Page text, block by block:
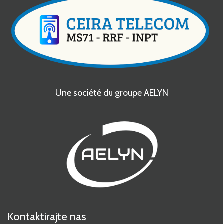
Une société du groupe AELYN
Kontaktirajte nas